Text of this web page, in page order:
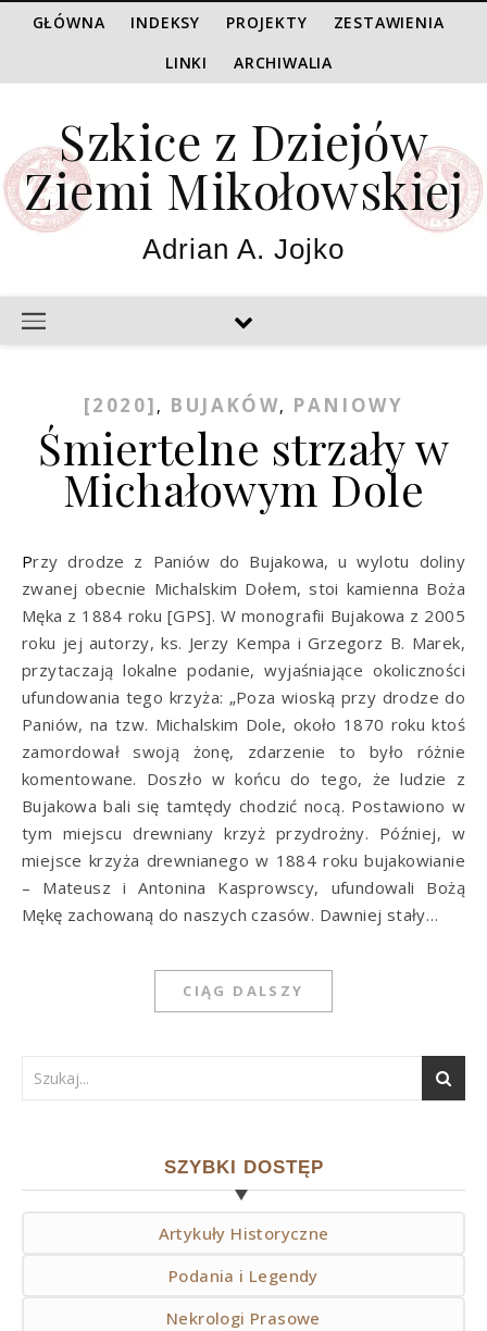
GŁÓWNA INDEKSY PROJEKTY
ZESTAWIENIA
LINKI
ARCHIWALIA
Szkice z Dziejów
Ziemi Mikołowskiej
Adrian A. Jojko
[2020] , BUJAKÓW, PANIOWY
Śmiertelne strzały w
Michałowym Dole
Przy drodze z Paniów do Bujakowa, u wylotu doliny
zwanej obecnie Michalskim Dołem, stoi kamienna Boża
Męka z 1884 roku [GPS]. W monografii Bujakowa z 2005
roku jej autorzy, ks. Jerzy Kempa i Grzegorz B. Marek,
przytaczają lokalne podanie, wyjaśniające okoliczności
ufundowania tego krzyża: „Poza wioską przy drodze do
Paniów, na tzw. Michalskim Dole, około 1870 roku ktoś
zamordował swoją żonę, zdarzenie to było różnie
komentowane. Doszło w końcu do tego, że ludzie z
Bujakowa bali się tamtędy chodzić nocą. Postawiono w
tym miejscu drewniany krzyż przydrożny. Później, w
miejsce krzyża drewnianego w 1884 roku bujakowianie
– Mateusz i Antonina Kasprowscy, ufundowali Bożą
Mękę zachowaną do naszych czasów. Dawniej stały…
CIĄG DALSZY
SZYBKI DOSTĘP
Artykuły Historyczne
Podania i Legendy
Nekrologi Prasowe